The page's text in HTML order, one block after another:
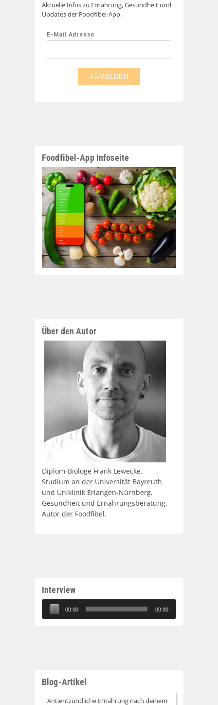
Aktuelle Infos zu Ernährung, Gesundheit und
Updates der Foodfibel-App.
Foodfibel-App Infoseite
Über den Autor
Diplom-Biologe Frank Lewecke.
Studium an der Universität Bayreuth
und Uniklinik Erlangen-Nürnberg.
Gesundheit und Ernährungsberatung.
Autor der Foodfibel.
Interview
Audio-
Player
00:00 00:00
Blog-Artikel
Antientzündliche Ernährung nach deinem